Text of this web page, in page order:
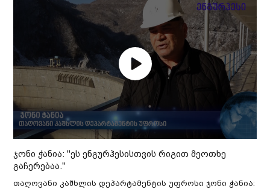
ჯონი ჭანია: "ეს ენგურჰესისთვის რიგით მეოთხე
გაჩერებაა."
თაღოვანი კაშხლის დეპარტამენტის უფროსი ჯონი ჭანია: